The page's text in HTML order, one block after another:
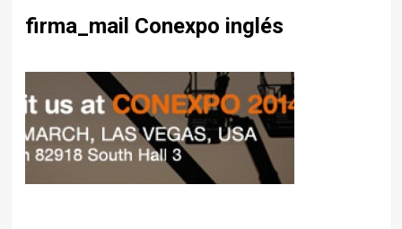
firma_mail Conexpo inglés